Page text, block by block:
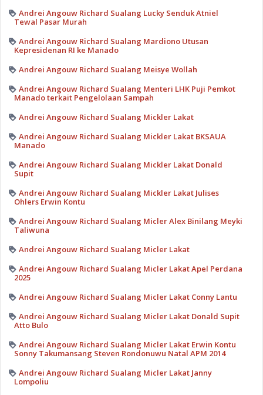
Andrei Angouw Richard Sualang Lucky Senduk Atniel
Tewal Pasar Murah
Andrei Angouw Richard Sualang Mardiono Utusan
Kepresidenan RI ke Manado
Andrei Angouw Richard Sualang Meisye Wollah
Andrei Angouw Richard Sualang Menteri LHK Puji Pemkot
Manado terkait Pengelolaan Sampah
Andrei Angouw Richard Sualang Mickler Lakat
Andrei Angouw Richard Sualang Mickler Lakat BKSAUA
Manado
Andrei Angouw Richard Sualang Mickler Lakat Donald
Supit
Andrei Angouw Richard Sualang Mickler Lakat Julises
Ohlers Erwin Kontu
Andrei Angouw Richard Sualang Micler Alex Binilang Meyki
Taliwuna
Andrei Angouw Richard Sualang Micler Lakat
Andrei Angouw Richard Sualang Micler Lakat Apel Perdana
2025
Andrei Angouw Richard Sualang Micler Lakat Conny Lantu
Andrei Angouw Richard Sualang Micler Lakat Donald Supit
Atto Bulo
Andrei Angouw Richard Sualang Micler Lakat Erwin Kontu
Sonny Takumansang Steven Rondonuwu Natal APM 2014
Andrei Angouw Richard Sualang Micler Lakat Janny
Lompoliu